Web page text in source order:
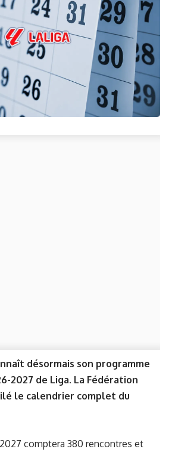
désormais son programme
2027 de Liga. La Fédération
le calendrier complet du
comptera 380 rencontres et